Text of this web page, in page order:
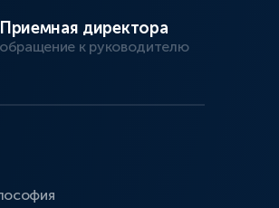
Приемная директора
обращение к руководителю